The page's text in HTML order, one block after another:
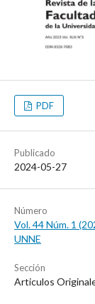
PDF
Publicado
2024-05-27
Número
Vol. 44 Núm. 1
UNNE
Sección
Articulos